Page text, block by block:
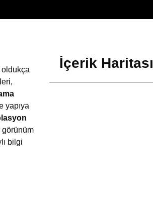
oldukça
yapıya
görünüm
bilgi
İçerik Haritası